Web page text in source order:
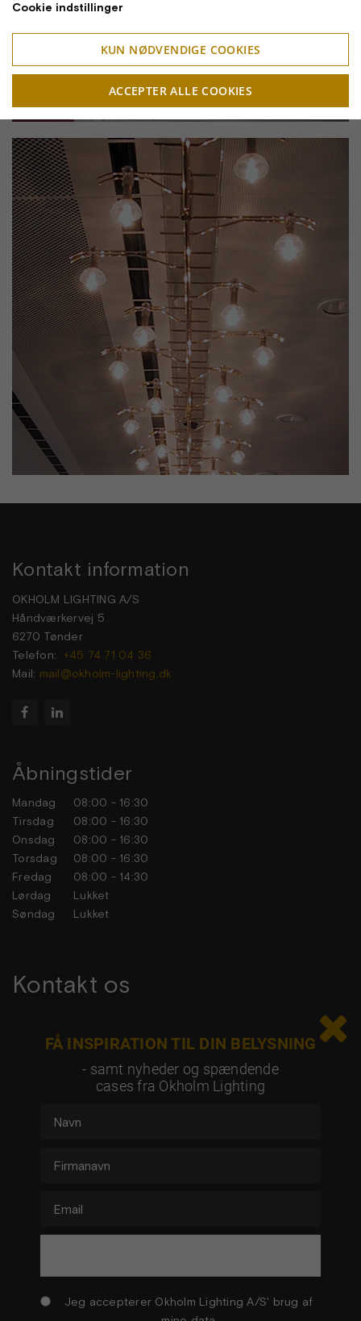
Kontakt information
OKHOLM LIGHTING A/S
Håndværkervej 5
6270 Tønder
Telefon: +45 74 71 04 36
Mail: mail@okholm-lighting.dk
 
Åbningstider
Mandag
08:00 - 16:30
Tirsdag
08:00 - 16:30
Onsdag
08:00 - 16:30
Torsdag
08:00 - 16:30
Fredag
08:00 - 14:30
Lørdag
Lukket
Søndag
Lukket
Kontakt os

FÅ INSPIRATION TIL DIN BELYSNING
- samt nyheder og spændende
cases fra Okholm Lighting
Jeg accepterer Okholm Lighting A/S' brug af
Cookie indstillinger
KUN NØDVENDIGE COOKIES
ACCEPTER ALLE COOKIES